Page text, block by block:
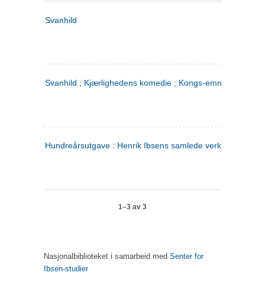
Svanhild
Svanhild ; Kjærlighedens komedie ; Kongs-emnerne
Hundreårsutgave : Henrik Ibsens samlede verker. 4
1–3 av 3
Nasjonalbiblioteket i samarbeid med Senter for
Ibsen-studier